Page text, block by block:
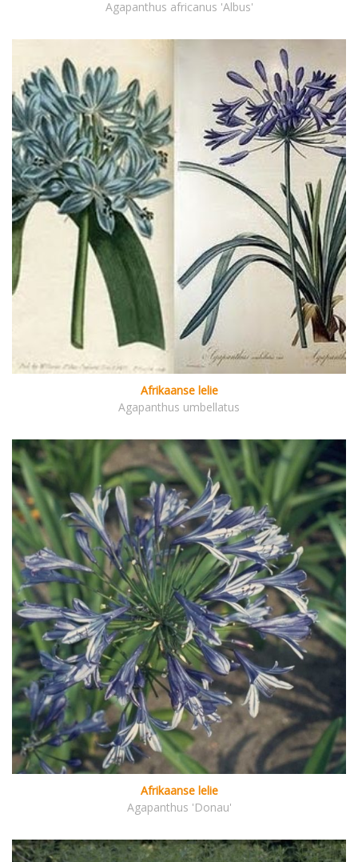
Agapanthus africanus 'Albus'
Afrikaanse lelie
Agapanthus umbellatus
Afrikaanse lelie
Agapanthus 'Donau'